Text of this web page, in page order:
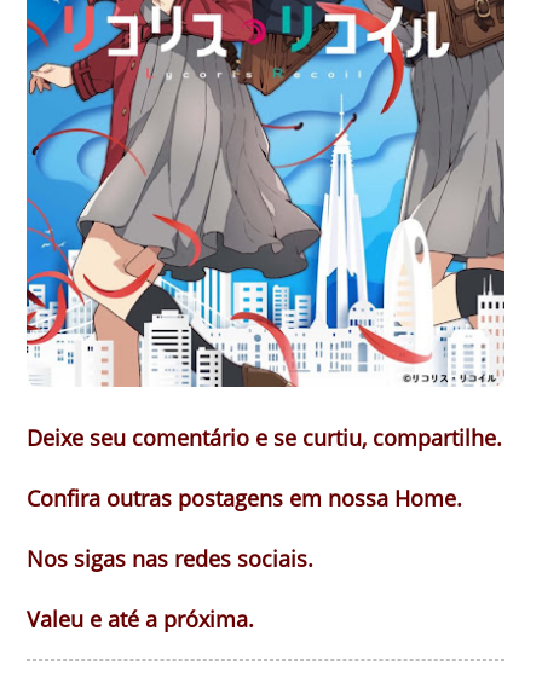
Deixe seu comentário e se curtiu, compartilhe.
Confira outras postagens em nossa Home.
Nos sigas nas redes sociais.
Valeu e até a próxima.